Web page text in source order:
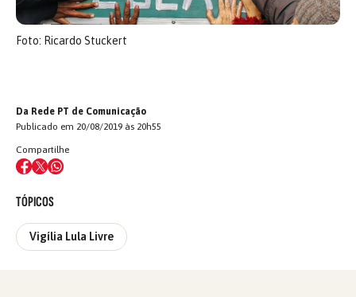
Foto: Ricardo Stuckert
Da Rede PT de Comunicação
Publicado em 20/08/2019 às 20h55
Compartilhe
TÓPICOS
Vigília Lula Livre